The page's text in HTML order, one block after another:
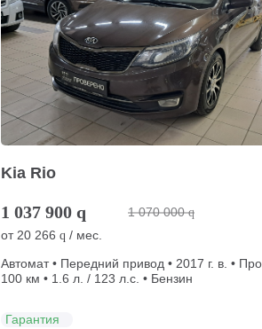
Kia Rio
1 037 900 q 1 070 000 q
от 20 266 q / мес.
Автомат • Передний привод • 2017 г. в. •
100 км • 1.6 л. / 123 л.с. • Бензин
Гарантия